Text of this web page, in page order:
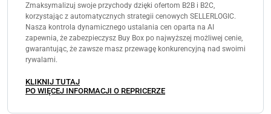
Zmaksymalizuj swoje przychody dzięki ofertom B2B i B2C,
korzystając z automatycznych strategii cenowych SELLERLOGIC.
Nasza kontrola dynamicznego ustalania cen oparta na AI
zapewnia, że zabezpieczysz Buy Box po najwyższej możliwej cenie,
gwarantując, że zawsze masz przewagę konkurencyjną nad swoimi
rywalami.
KLIKNIJ TUTAJ
PO WIĘCEJ INFORMACJI O REPRICERZE